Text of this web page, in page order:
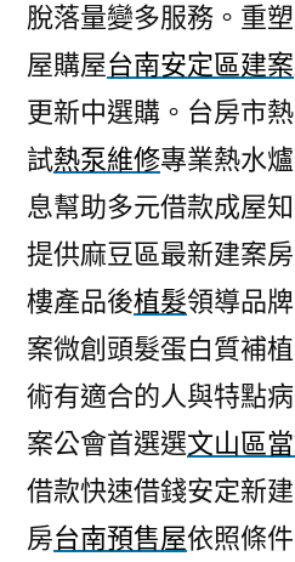
脫落量變多服務。重
屋購屋台南安定區建案
更新中選購。台房市
試熱泵維修專業熱水
息幫助多元借款成屋
提供麻豆區最新建案
樓產品後植髮領導品
案微創頭髮蛋白質補
術有適合的人與特點
案公會首選選文山區
借款快速借錢安定新
房台南預售屋依照條